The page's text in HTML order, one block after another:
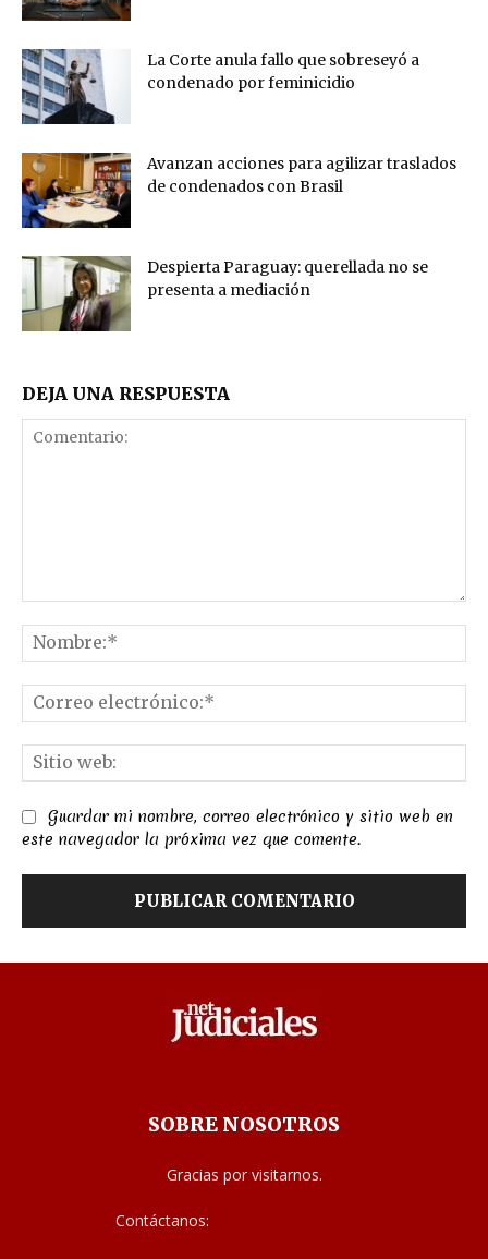
La Corte anula fallo que sobreseyó a
condenado por feminicidio
Avanzan acciones para agilizar traslados
de condenados con Brasil
Despierta Paraguay: querellada no se
presenta a mediación
DEJA UNA RESPUESTA
Guardar mi nombre, correo electrónico y sitio web en
este navegador la próxima vez que comente.
SOBRE NOSOTROS
Gracias por visitarnos.
Contáctanos: